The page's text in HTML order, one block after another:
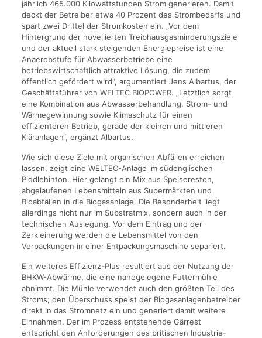
jährlich 465.000 Kilowattstunden Strom generieren. Damit
deckt der Betreiber etwa 40 Prozent des Strombedarfs und
spart zwei Drittel der Stromkosten ein. „Vor dem
Hintergrund der novellierten Treibhausgasminderungsziele
und der aktuell stark steigenden Energiepreise ist eine
Anaerobstufe für Abwasserbetriebe eine
betriebswirtschaftlich attraktive Lösung, die zudem
öffentlich gefördert wird“, argumentiert Jens Albartus, der
Geschäftsführer von WELTEC BIOPOWER. „Letztlich sorgt
eine Kombination aus Abwasserbehandlung, Strom- und
Wärmegewinnung sowie Klimaschutz für einen
effizienteren Betrieb, gerade der kleinen und mittleren
Kläranlagen“, ergänzt Albartus.
Wie sich diese Ziele mit organischen Abfällen erreichen
lassen, zeigt eine WELTEC-Anlage im südenglischen
Piddlehinton. Hier gelangt ein Mix aus Speiseresten,
abgelaufenen Lebensmitteln aus Supermärkten und
Bioabfällen in die Biogasanlage. Die Besonderheit liegt
allerdings nicht nur im Substratmix, sondern auch in der
technischen Auslegung. Vor dem Eintrag und der
Zerkleinerung werden die Lebensmittel von den
Verpackungen in einer Entpackungsmaschine separiert.
Ein weiteres Effizienz-Plus resultiert aus der Nutzung der
BHKW-Abwärme, die eine nahegelegene Futtermühle
abnimmt. Die Mühle verwendet auch den größten Teil des
Stroms; den Überschuss speist der Biogasanlagenbetreiber
direkt in das Stromnetz ein und generiert damit weitere
Einnahmen. Der im Prozess entstehende Gärrest
entspricht den Anforderungen des britischen Industrie-